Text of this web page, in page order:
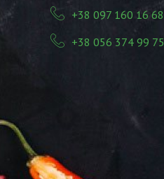
+38 097 160 16 68
+38 056 374 99 75